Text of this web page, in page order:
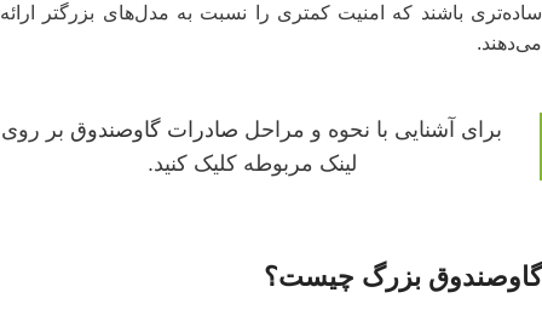
ساده‌تری باشند که امنیت کمتری را نسبت به مدل‌های بزرگتر ارائه
می‌دهند.
برای آشنایی با نحوه و مراحل صادرات گاوصندوق بر روی
لینک مربوطه کلیک کنید.
گاوصندوق بزرگ چیست؟